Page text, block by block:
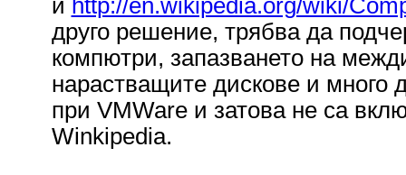
и http://en.wikipedia.org/wiki/
друго решение, трябва да
компютри, запазването на
нарастващите дискове и много
при VMWare и затова не са
Winkipedia.